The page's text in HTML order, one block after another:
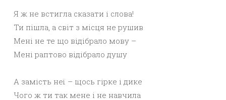
Я ж не встигла сказати і слова!
Ти пішла, а світ з місця не рушив
Мені не те що відібрало мову –
Мені раптово відібрало душу
А замість неї – щось гірке і дике
Чого ж ти так мене і не навчила